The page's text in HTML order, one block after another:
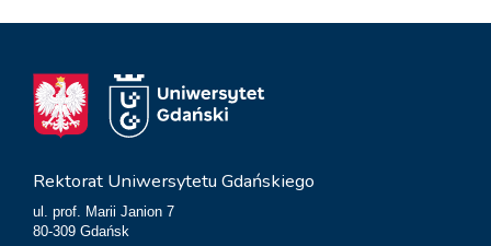
Rektorat Uniwersytetu Gdańskiego
ul. prof. Marii Janion 7
80-309 Gdańsk